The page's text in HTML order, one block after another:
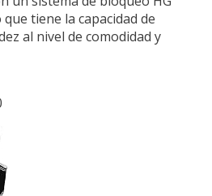
tiene la capacidad de
al nivel de comodidad y